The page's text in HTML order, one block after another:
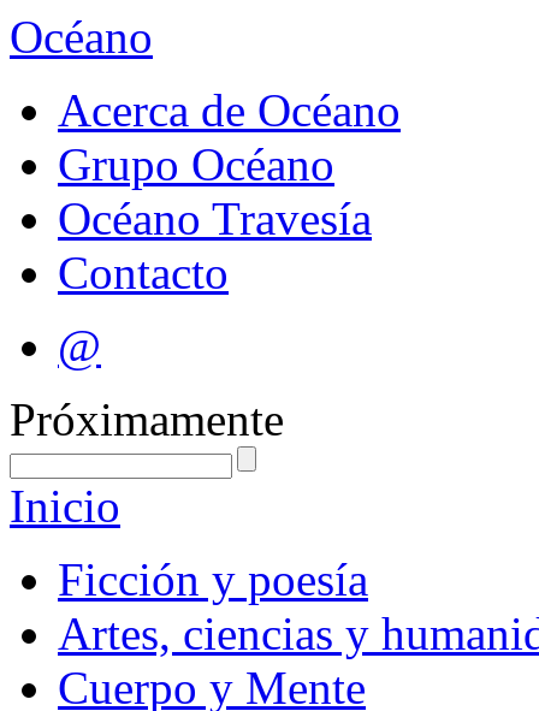
Océano
Acerca de Océano
Grupo Océano
Océano Travesía
Contacto
@
Próximamente
Inicio
Ficción y poesía
Artes, ciencias y
Cuerpo y Mente